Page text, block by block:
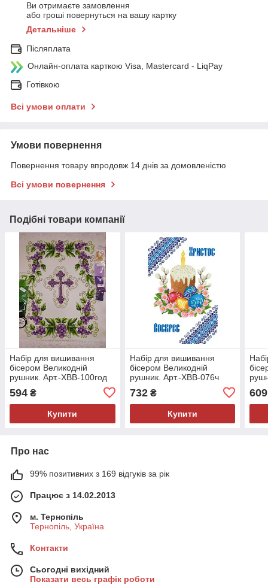
Ви отримаєте замовлення
або гроші повернуться на вашу картку
Детальніше
Післяплата
Онлайн-оплата карткою Visa, Mastercard - LiqPay
Готівкою
Всі умови оплати
Умови повернення
Повернення товару впродовж 14 днів за домовленістю
Всі умови повернення
Подібні товари компанії
Набір для вишивання
бісером Великодній
рушник. Арт.-ХВВ-100год
594 ₴
Купити
Набір для вишивання
бісером Великодній
рушник. Арт.-ХВВ-076ч
732₴
Купити
609
Про нас
99% позитивних з 169 відгуків за рік
Працює з 14.02.2013
м. Тернопіль
Тернопіль, Україна
Контакти
Сьогодні вихідний
Показати весь графік роботи